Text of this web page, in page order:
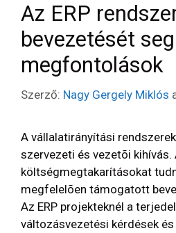
Az ERP
bevezetését
megfontolások
Szerző: Nagy Gergely Miklós
A vállalatirányítási
szervezeti és vezetõi
költségmegtakarításokat
megfelelõen támogatott
Az ERP projekteknél a
változásvezetési kérdések